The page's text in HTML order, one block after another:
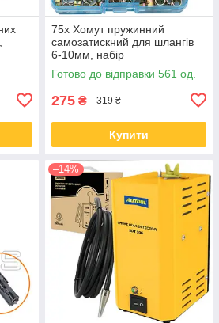
75x Хомут пружинний
самозатискний для шлангів
6-10мм, набір
Готово до відправки 561 од.
275 ₴ 319 ₴
Купити
–14%